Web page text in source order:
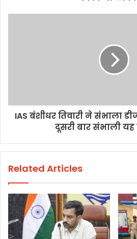
IAS बंशीधर तिवारी ने संभाला
दूसरी बार संभाली यह
Related Articles